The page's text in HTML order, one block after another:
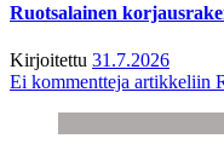
Ruotsalainen
Kirjoitettu 31.7.2026
Ei kommentteja artikkeliin